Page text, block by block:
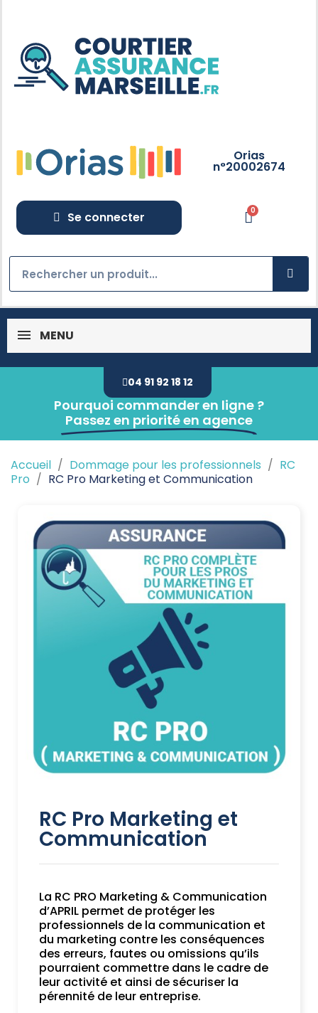
Orias
n°20002674
Se connecter
MENU
04 91 92 18 12
Pourquoi commander en ligne ?
Passez en priorité en agence
Accueil Dommage pour les professionnels
RC
Pro
RC Pro Marketing et Communication
RC Pro Marketing et
Communication
La RC PRO Marketing & Communication
d’APRIL permet de protéger les
professionnels de la communication et
du marketing contre les conséquences
des erreurs, fautes ou omissions qu’ils
pourraient commettre dans le cadre de
leur activité et ainsi de sécuriser la
pérennité de leur entreprise.